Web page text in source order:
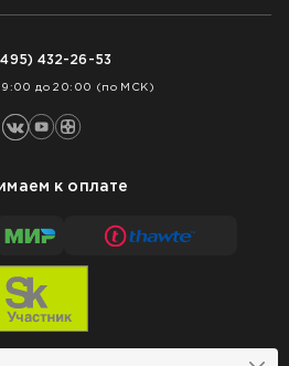
432-26-53
9:00 до 20:00 (по МСК)
к оплате